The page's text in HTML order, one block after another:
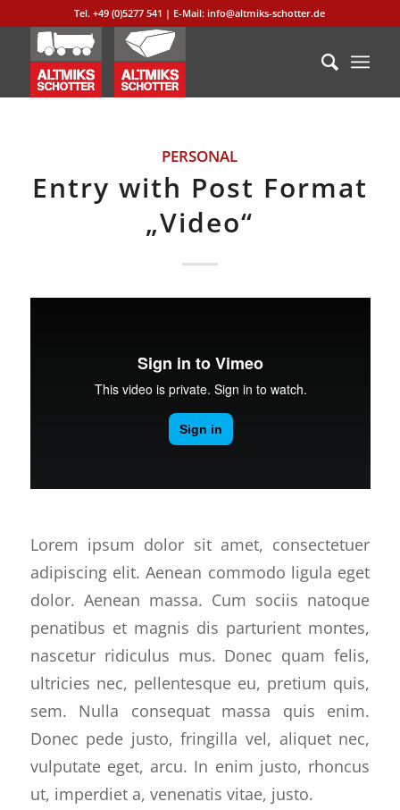
Tel. +49 (0)5277 541 | E-Mail: info@altmiks-schotter.de
PERSONAL
Entry with Post Format
„Video“
Lorem ipsum dolor sit amet, consectetuer
adipiscing elit. Aenean commodo ligula eget
dolor. Aenean massa. Cum sociis natoque
penatibus et magnis dis parturient montes,
nascetur ridiculus mus. Donec quam felis,
ultricies nec, pellentesque eu, pretium quis,
sem. Nulla consequat massa quis enim.
Donec pede justo, fringilla vel, aliquet nec,
vulputate eget, arcu. In enim justo, rhoncus
ut, imperdiet a, venenatis vitae, justo.